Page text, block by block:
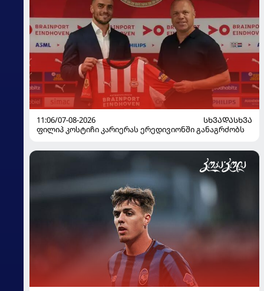
11:06/07-08-2026
ᲡᲮᲕᲐᲓᲐᲡᲮᲕᲐ
ფილიპ კოსტიჩი კარიერას ერედივიონში განაგრძობს